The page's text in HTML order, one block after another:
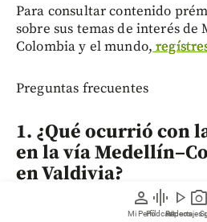
person
Mi Perfil
graphic_eq
Pódcast
play_arrow
Videos
photo_camera
Reportajes
Para consultar contenido
sobre sus temas de interés
Colombia y el mundo,
Preguntas frecuentes
1. ¿Qué ocurrió con
en la vía
en Valdivia?
Según la información